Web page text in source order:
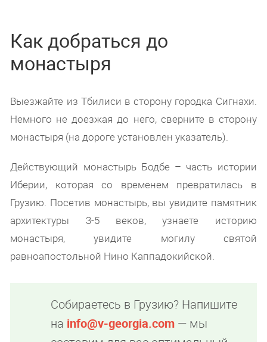
Как добраться до
монастыря
Выезжайте из Тбилиси в сторону городка Сигнахи.
Немного не доезжая до него, сверните в сторону
монастыря (на дороге установлен указатель).
Действующий монастырь Бодбе – часть истории
Иберии, которая со временем превратилась в
Грузию. Посетив монастырь, вы увидите памятник
архитектуры 3-5 веков, узнаете историю
монастыря, увидите могилу святой
равноапостольной Нино Каппадокийской.
Собираетесь в Грузию? Напишите
на info@v-georgia.com — мы